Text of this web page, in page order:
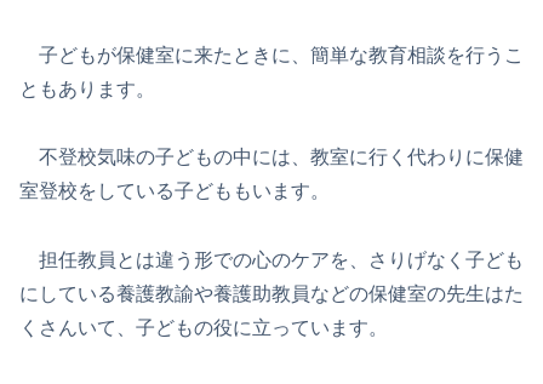
子どもが保健室に来たときに、簡単な教育相談を行うこ
ともあります。
不登校気味の子どもの中には、教室に行く代わりに保健
室登校をしている子どももいます。
担任教員とは違う形での心のケアを、さりげなく子ども
にしている養護教諭や養護助教員などの保健室の先生はた
くさんいて、子どもの役に立っています。